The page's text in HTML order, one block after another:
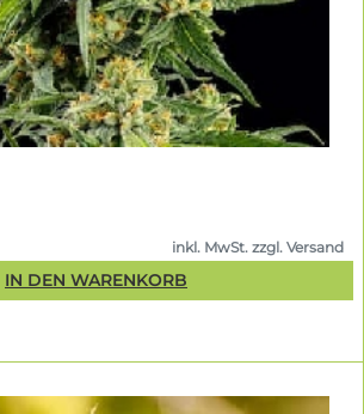
inkl. MwSt. zzgl. Versand
IN DEN WARENKORB